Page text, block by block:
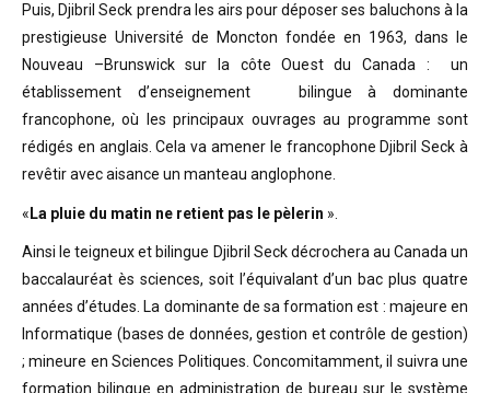
Puis, Djibril Seck prendra les airs pour déposer ses baluchons à la
prestigieuse Université de Moncton fondée en 1963, dans le
Nouveau –Brunswick sur la côte Ouest du Canada : un
établissement d’enseignement bilingue à dominante
francophone, où les principaux ouvrages au programme sont
rédigés en anglais. Cela va amener le francophone Djibril Seck à
revêtir avec aisance un manteau anglophone.
«La pluie du matin ne retient pas le pèlerin ».
Ainsi le teigneux et bilingue Djibril Seck décrochera au Canada un
baccalauréat ès sciences, soit l’équivalant d’un bac plus quatre
années d’études. La dominante de sa formation est : majeure en
Informatique (bases de données, gestion et contrôle de gestion)
; mineure en Sciences Politiques. Concomitamment, il suivra une
formation bilingue en administration de bureau sur le système